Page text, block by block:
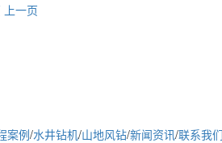
上一页
案例/水井钻机/山地风钻/新闻资讯/联系我们